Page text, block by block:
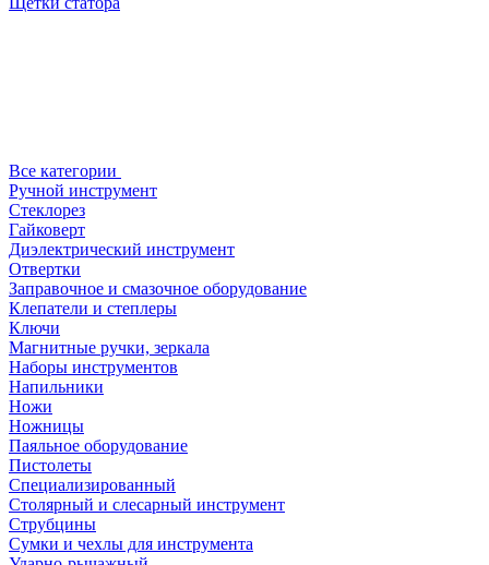
Все категории
Ручной инструмент
Стеклорез
Гайковерт
Диэлектрический инструмент
Отвертки
Заправочное и смазочное оборудование
Клепатели и степлеры
Ключи
Магнитные ручки, зеркала
Наборы инструментов
Напильники
Ножи
Ножницы
Паяльное оборудование
Пистолеты
Специализированный
Столярный и слесарный инструмент
Струбцины
Сумки и чехлы для инструмента